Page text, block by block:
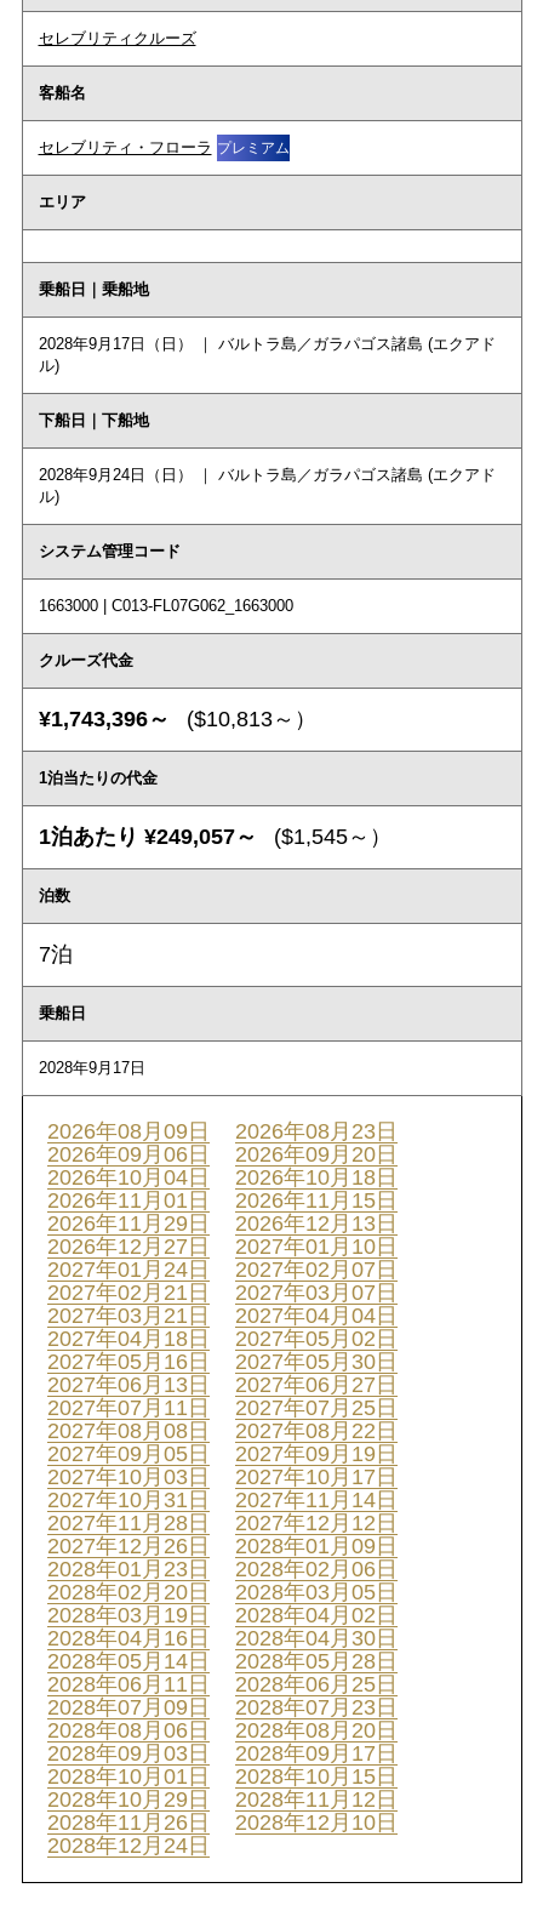
セレブリティクルーズ
客船名
セレブリティ・フローラ プレミアム
エリア
乗船日｜乗船地
2028年9月17日（日） ｜ バルトラ島／ガラパゴス諸島 (エクアド
ル)
下船日｜下船地
2028年9月24日（日） ｜ バルトラ島／ガラパゴス諸島 (エクアド
ル)
システム管理コード
1663000 | C013-FL07G062_1663000
クルーズ代金
¥1,743,396～ ($10,813～）
1泊当たりの代金
1泊あたり ¥249,057～ ($1,545～）
泊数
7泊
乗船日
2028年9月17日
2026年08月09日
2026年08月23日
2026年09月06日
2026年09月20日
2026年10月04日
2026年10月18日
2026年11月01日
2026年11月15日
2026年11月29日
2026年12月13日
2026年12月27日
2027年01月10日
2027年01月24日
2027年02月07日
2027年02月21日
2027年03月07日
2027年03月21日
2027年04月04日
2027年04月18日
2027年05月02日
2027年05月16日
2027年05月30日
2027年06月13日
2027年06月27日
2027年07月11日
2027年07月25日
2027年08月08日
2027年08月22日
2027年09月05日
2027年09月19日
2027年10月03日
2027年10月17日
2027年10月31日
2027年11月14日
2027年11月28日
2027年12月12日
2027年12月26日
2028年01月09日
2028年01月23日
2028年02月06日
2028年02月20日
2028年03月05日
2028年03月19日
2028年04月02日
2028年04月16日
2028年04月30日
2028年05月14日
2028年05月28日
2028年06月11日
2028年06月25日
2028年07月09日
2028年07月23日
2028年08月06日
2028年08月20日
2028年09月03日
2028年09月17日
2028年10月01日
2028年10月15日
2028年10月29日
2028年11月12日
2028年11月26日
2028年12月10日
2028年12月24日